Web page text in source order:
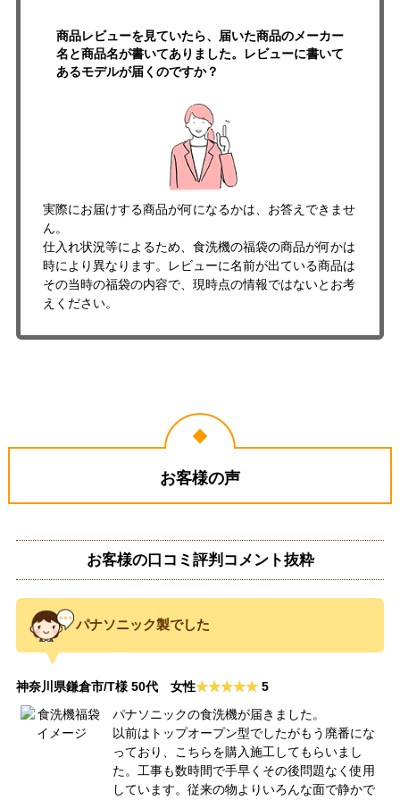
商品レビューを見ていたら、届いた商品のメーカー
名と商品名が書いてありました。レビューに書いて
あるモデルが届くのですか？
実際にお届けする商品が何になるかは、お答えできませ
ん。
仕入れ状況等によるため、食洗機の福袋の商品が何かは
時により異なります。レビューに名前が出ている商品は
その当時の福袋の内容で、現時点の情報ではないとお考
えください。
お客様の声
お客様の口コミ評判コメント抜粋
パナソニック製でした
神奈川県鎌倉市/T様 50代 女性
5
パナソニックの食洗機が届きました。
以前はトップオープン型でしたがもう廃番にな
っており、こちらを購入施工してもらいまし
た。工事も数時間で手早くその後問題なく使用
しています。従来の物よりいろんな面で静かで